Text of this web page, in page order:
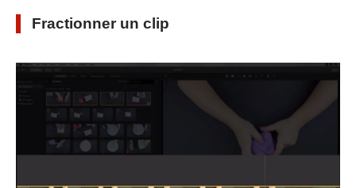
Fractionner un clip